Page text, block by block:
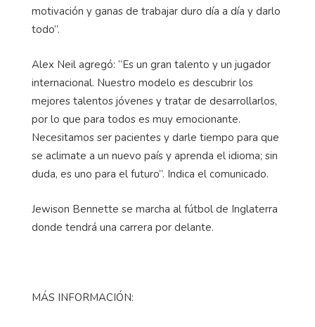
motivación y ganas de trabajar duro día a día y darlo
todo”.
Alex Neil agregó: “Es un gran talento y un jugador
internacional. Nuestro modelo es descubrir los
mejores talentos jóvenes y tratar de desarrollarlos,
por lo que para todos es muy emocionante.
Necesitamos ser pacientes y darle tiempo para que
se aclimate a un nuevo país y aprenda el idioma; sin
duda, es uno para el futuro”. Indica el comunicado.
Jewison Bennette se marcha al fútbol de Inglaterra
donde tendrá una carrera por delante.
MÁS INFORMACIÓN: